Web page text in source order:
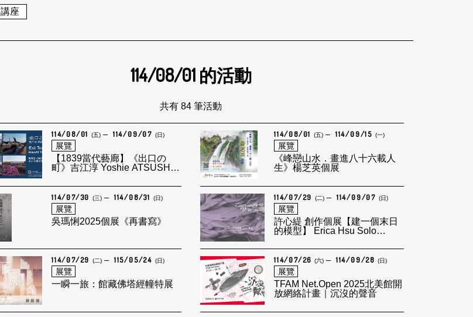
講座
114/08/01 的活動
共有 84 筆活動
114/08/01 (五) 114/09/07 (日)
展覽
【1839當代藝廊】《出口の
町》吉江淳 Yoshie ATSUSHI
114/08/01 (五) 114/09/15 (一)
展覽
《峰戀山水．畫進八十六載人
生》楊芝英個展
114/07/30 (三) 114/08/31 (日)
展覽
吳瑪悧2025個展《再書寫》
114/07/29 (二) 114/09/07 (日)
展覽
許心緹 創作個展【建一個末日
的模型】 Erica Hsu Solo
Model of Apocalypse
114/07/29 (二) 115/05/24 (日)
展覽
一瞬一旅：館藏佛塔經幢特展
114/07/26 (六) 114/09/28 (日)
展覽
TFAM Net.Open 2025北美館開
放網絡計畫｜沉沒的聲音